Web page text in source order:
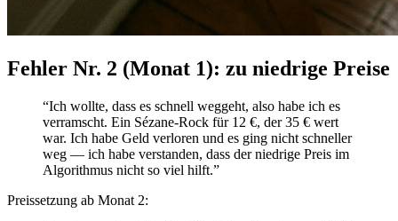
Fehler Nr. 2 (Monat 1): zu niedrige Preise
“Ich wollte, dass es schnell weggeht, also habe ich es
verramscht. Ein Sézane-Rock für 12 €, der 35 € wert
war. Ich habe Geld verloren und es ging nicht schneller
weg — ich habe verstanden, dass der niedrige Preis im
Algorithmus nicht so viel hilft.”
Preissetzung ab Monat 2: